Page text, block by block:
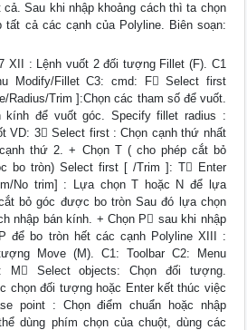
Sau khi nhập khoảng cách thì ta chọn
tất cả các cạnh của Polyline. Biên soạn:
XII : Lệnh vuốt 2 đối tượng Fillet (F). C1
Modify/Fillet C3: cmd: F Select first
Radius/Trim ]:Chọn các tham số để vuốt.
kính để vuốt góc. Specify fillet radius :
VD: 3 Select first : Chọn cạnh thứ nhất
thứ 2. + Chọn T ( cho phép cắt bỏ
bo tròn) Select first [ /Trim ]: T Enter
No trim] : Lựa chọn T hoặc N để lựa
bỏ góc được bo tròn Sau đó lựa chọn
nhập bán kính. + Chọn P sau khi nhập
để bo tròn hết các cạnh Polyline XIII :
Move (M). C1: Toolbar C2: Menu
M Select objects: Chọn đối tượng.
chọn đối tượng hoặc Enter kết thúc việc
point : Chọn điểm chuẩn hoặc nhập
dùng phím chọn của chuột, dùng các